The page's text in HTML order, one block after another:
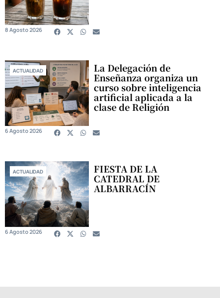
8 Agosto 2026
ACTUALIDAD La Delegación de
Enseñanza organiza un
curso sobre inteligencia
artificial aplicada a la
clase de Religión
6 Agosto 2026
ACTUALIDAD FIESTA DE LA
CATEDRAL DE
ALBARRACÍN
6 Agosto 2026